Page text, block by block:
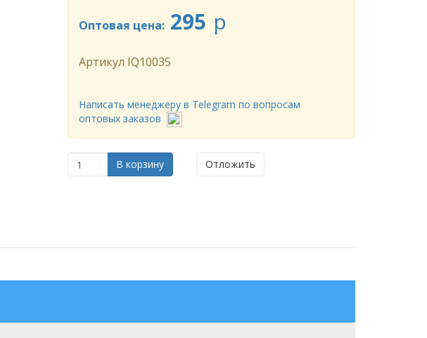
Оптовая цена: 295 p
Артикул IQ10035
Написать менеджеру в Telegram по вопросам
оптовых заказов
В корзину Отложить